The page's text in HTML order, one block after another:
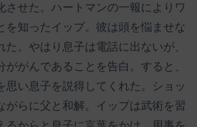
させた。ハートマンの一報によりワ
を知ったイップ。彼は頭を悩ませな
た。やはり息子は電話に出ないが、
ががんであることを告白。すると、
思い息子を説得してくれた。ショッ
がらに父と和解。イップは武術を習